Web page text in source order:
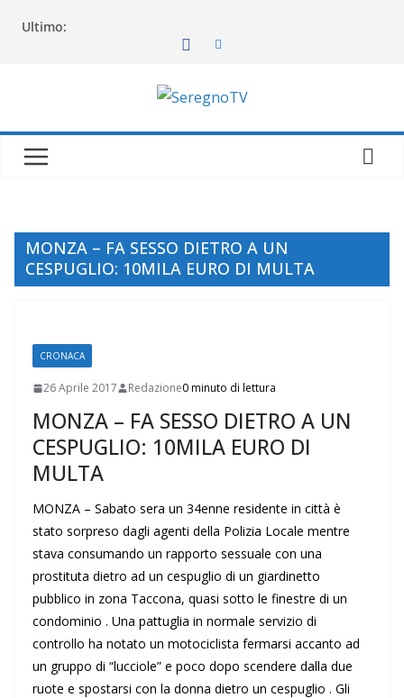
Ultimo:
MONZA – FA SESSO DIETRO A UN
CESPUGLIO: 10MILA EURO DI MULTA
CRONACA
26 Aprile 2017 Redazione0 minuto di lettura
MONZA – FA SESSO DIETRO A UN
CESPUGLIO: 10MILA EURO DI
MULTA
MONZA – Sabato sera un 34enne residente in città è
stato sorpreso dagli agenti della Polizia Locale mentre
stava consumando un rapporto sessuale con una
prostituta dietro ad un cespuglio di un giardinetto
pubblico in zona Taccona, quasi sotto le finestre di un
condominio . Una pattuglia in normale servizio di
controllo ha notato un motociclista fermarsi accanto ad
un gruppo di “lucciole” e poco dopo scendere dalla due
ruote e spostarsi con la donna dietro un cespuglio . Gli